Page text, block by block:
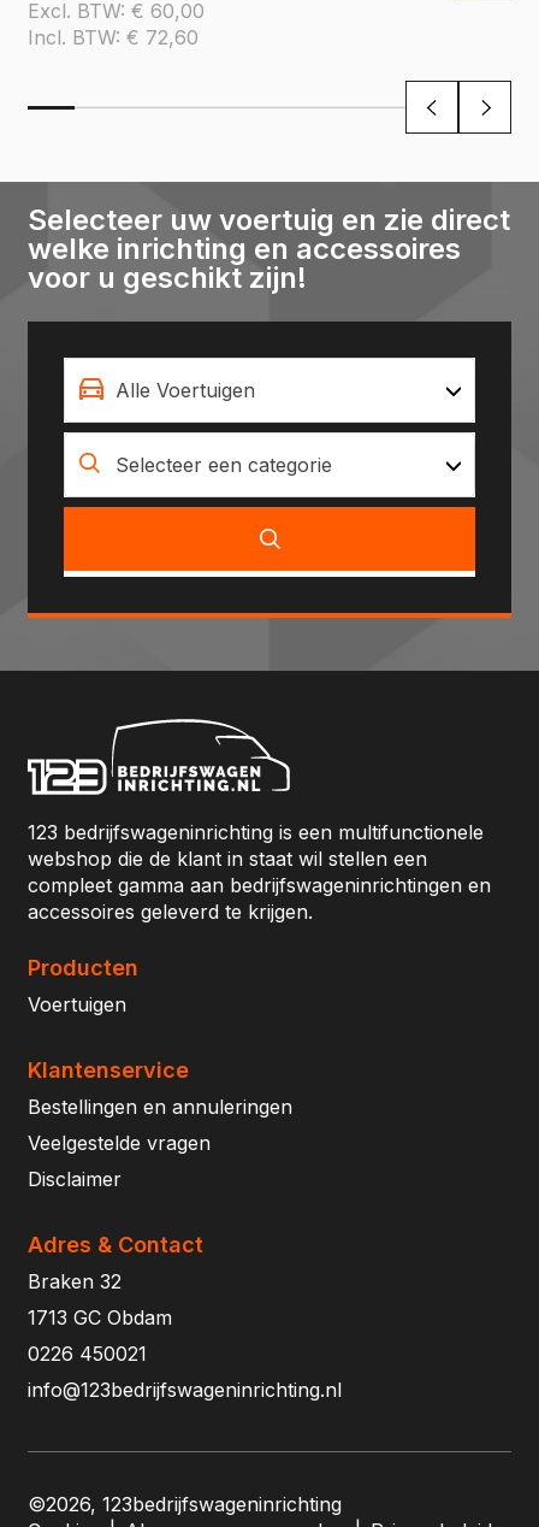
Excl. BTW: € 60,00
Incl. BTW: € 72,60
Selecteer uw voertuig en zie direct
welke inrichting en accessoires
voor u geschikt zijn!
Alle Voertuigen
Selecteer een categorie
123 bedrijfswageninrichting is een multifunctionele
webshop die de klant in staat wil stellen een
compleet gamma aan bedrijfswageninrichtingen en
accessoires geleverd te krijgen.
Producten
Voertuigen
Klantenservice
Bestellingen en annuleringen
Veelgestelde vragen
Disclaimer
Adres & Contact
Braken 32
1713 GC Obdam
0226 450021
info@123bedrijfswageninrichting.nl
©2026, 123bedrijfswageninrichting